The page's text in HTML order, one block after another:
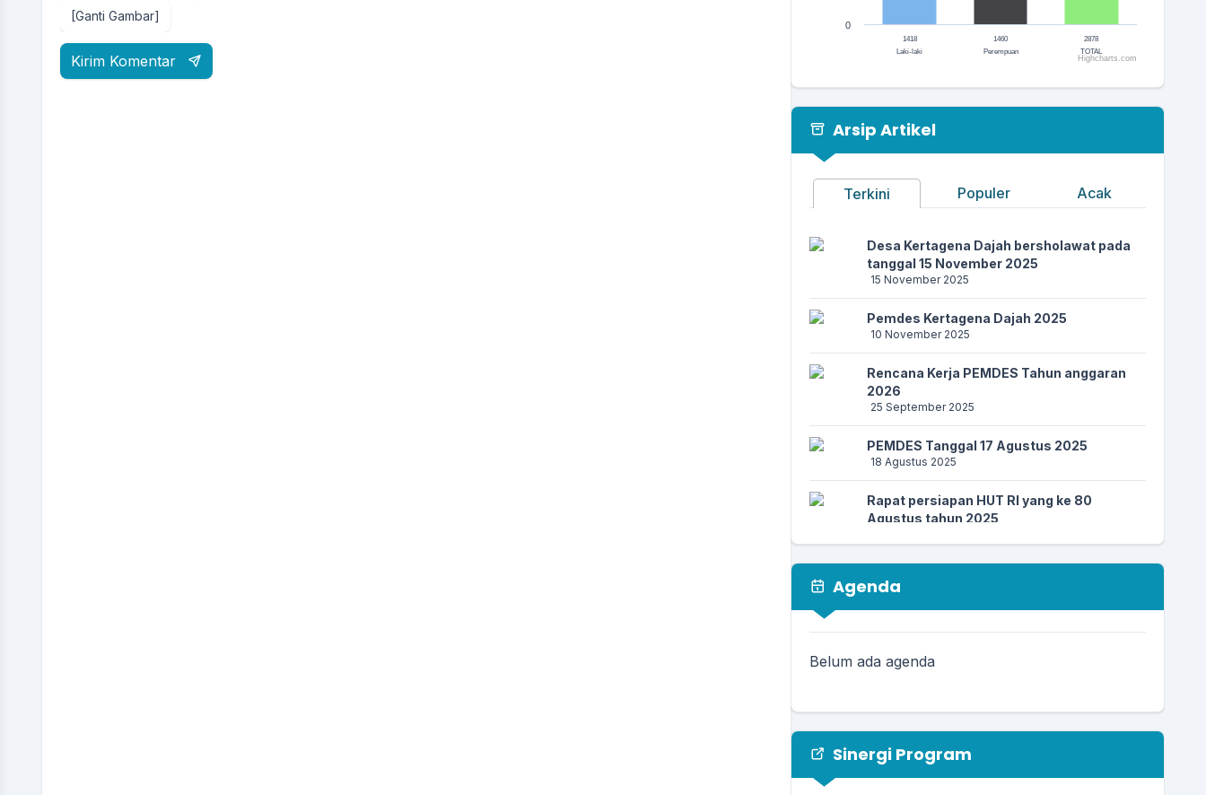
[Ganti Gambar]
Kirim Komentar
1418
Laki-laki
1460
Perempuan
2878
TOTAL
0
Highcharts.com
Arsip Artikel
Terkini Populer Acak
Desa Kertagena Dajah bersholawat pada
tanggal 15 November 2025
15 November 2025
Pemdes Kertagena Dajah 2025
10 November 2025
Rencana Kerja PEMDES Tahun anggaran
2026
25 September 2025
PEMDES Tanggal 17 Agustus 2025
18 Agustus 2025
Rapat persiapan HUT RI yang ke 80
Agustus tahun 2025
23 Juli 2025
11 Juli 2025
Agenda
Belum ada agenda
Sinergi Program